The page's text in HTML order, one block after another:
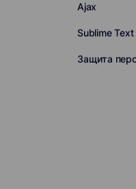
Ajax
Sublime Text
Защита